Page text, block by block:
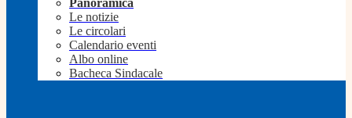
Panoramica
Le notizie
Le circolari
Calendario eventi
Albo online
Bacheca Sindacale